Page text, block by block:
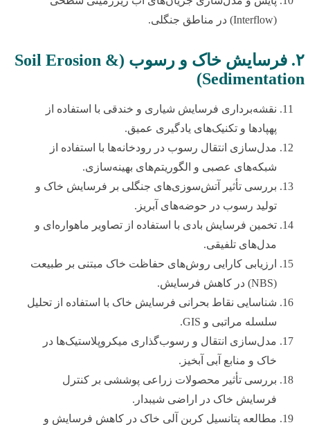
(Interflow) در مناطق جنگلی.
۲. فرسایش خاک و رسوب (Soil Erosion &
Sedimentation)
نقشه‌برداری فرسایش شیاری و خندقی با استفاده از
پهپادها و تکنیک‌های یادگیری عمیق.
مدل‌سازی انتقال رسوب در رودخانه‌ها با استفاده از
شبکه‌های عصبی و الگوریتم‌های بهینه‌سازی.
بررسی تأثیر آتش‌سوزی‌های جنگلی بر فرسایش خاک و
تولید رسوب در حوضه‌های آبریز.
تخمین فرسایش بادی با استفاده از تصاویر ماهواره‌ای و
مدل‌های تلفیقی.
ارزیابی کارایی روش‌های حفاظت خاک مبتنی بر طبیعت
(NBS) در کاهش فرسایش.
شناسایی نقاط بحرانی فرسایش خاک با استفاده از تحلیل
سلسله مراتبی و GIS.
مدل‌سازی انتقال و رسوب‌گذاری میکروپلاستیک‌ها در
خاک و منابع آبی آبخیز.
بررسی تأثیر محصولات زراعی پوششی بر کنترل
فرسایش خاک در اراضی شیبدار.
مطالعه پتانسیل کربن آلی خاک در کاهش فرسایش و